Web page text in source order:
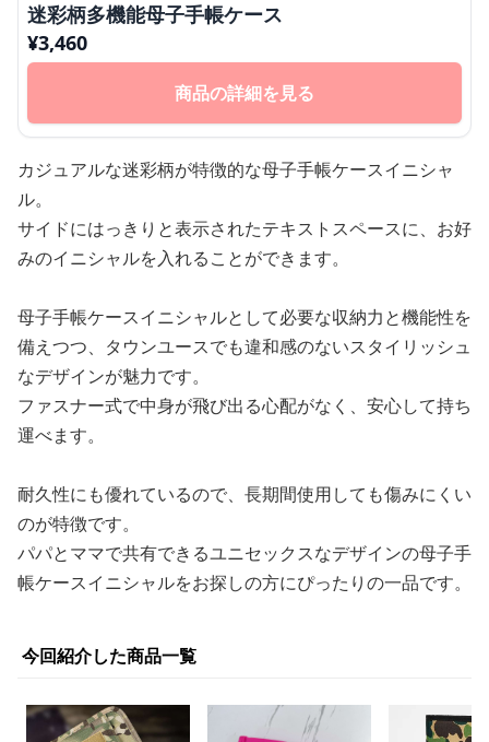
迷彩柄多機能母子手帳ケース
¥3,460
商品の詳細を見る
カジュアルな迷彩柄が特徴的な母子手帳ケースイニシャ
ル。
サイドにはっきりと表示されたテキストスペースに、お好
みのイニシャルを入れることができます。
母子手帳ケースイニシャルとして必要な収納力と機能性を
備えつつ、タウンユースでも違和感のないスタイリッシュ
なデザインが魅力です。
ファスナー式で中身が飛び出る心配がなく、安心して持ち
運べます。
耐久性にも優れているので、長期間使用しても傷みにくい
のが特徴です。
パパとママで共有できるユニセックスなデザインの母子手
帳ケースイニシャルをお探しの方にぴったりの一品です。
今回紹介した商品一覧